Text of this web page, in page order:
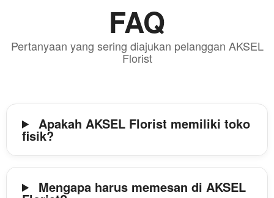
FAQ
Pertanyaan yang sering diajukan pelanggan AKSEL
Florist
Apakah AKSEL Florist memiliki toko
fisik?
Mengapa harus memesan di AKSEL